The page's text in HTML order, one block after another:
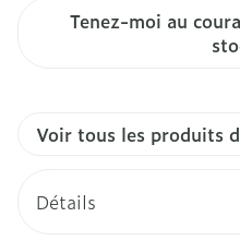
Tenez-moi au
Voir tous les produits
Détails